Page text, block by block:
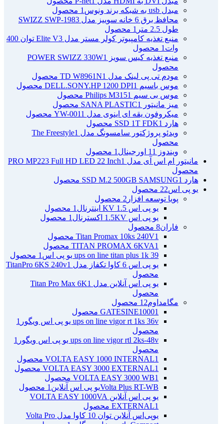
مبدل usb به شبکه برند ونوس
1 محصول
محافظ برق 6 خانه سوییز مدل SWIZZ SWP-1983
طول 2.5 متر
1 محصول
منبع تغذیه کامپیوتر کولر مستر مدل Elite V3 توان 400
وات 1 محصول
منبع تغذیه کیس سویز POWER SWIZZ 330W
1
محصول
مودم تی پی لینک مدل TD W8961N 1 محصول
موس باسیم DELL.SONY.HP 1200 DPI 1 محصول
موس بی سیم Philips M315 1 محصول
میز مانیتور SANA PLASTIC
1 محصول
میکروفون یقه ای اینوی مدل YW-001 1 محصول
هارد SSD 1T FDK 1 محصول
ویدئو پروژکتور سامسونگ مدل The Freestyle 1
محصول
ویندوز 11 اورجینال
1 محصول
مانیتور ام اس آی مدل PRO MP223 Full HD LED 22 Inch 1
محصول
هارد SSD M.2 500GB SAMSUNG 1 محصول
یو پی اس22 محصول
پویا توسعه افزار 2 محصول
یو پی اس 1.5 KV اینترنال
1 محصول
یو پی اس 1.5KV اکسترنال
1 محصول
فاران8 محصول
Titan Promax 10ks 240V1 محصول
TITAN PROMAX 6KVA1 محصول
ups on line titan plus 1k 39 یو پی اس
1 محصول
یو پی اس 6 کاوا تکفاز مدل TitanPro 6KS 240v
1
محصول
یو پی اس آنلاین مدل Titan Pro Max 6K 1
محصول
مگامداوم12 محصول
GATESINE10001 محصول
ups on line vigor rt 1ks 36v یو پی اس ویگور
1
محصول
ups on line vigor rtl 2ks-48v یو پی اس ویگور
1
محصول
VOLTA EASY 1000 INTERNAL1 محصول
VOLTA EASY 3000 EXTERNAL1 محصول
VOLTA EASY 3000 WB1 محصول
Volta Plus RT-WBیو پی اس آنلاین
1 محصول
یو پی اس آنلاین VOLTA EASY 1000VA
EXTERNAL1 محصول
یو‌پی‌اس آنلاین توان 10 کاوا مدل Volta Pro